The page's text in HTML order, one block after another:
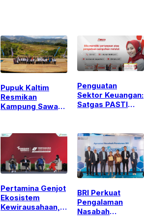
Pupuk Kaltim
Resmikan
Kampung Sawah
Agrowisata dan
Ketahanan
Pangan di Gowa
Penguatan
Sektor Keuangan:
Satgas PASTI
dan Kejahatan
Finansial Lintas
Yurisdiksi
Pertamina Genjot
Ekosistem
Kewirausahaan,
BRI Perkuat
Pengalaman
Nasabah